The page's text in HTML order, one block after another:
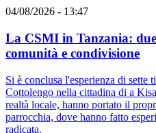
04/08/2026 - 13:47
La CSMI in Tanzania:
comunità e condivisione
Si è conclusa l'esperienza di sette
Cottolengo nella cittadina di a
realtà locale, hanno portato il
parrocchia, dove hanno fatto
radicata.